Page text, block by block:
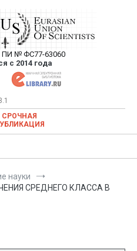
Союз Ученых —
статей в
журнале
ПИ № ФС77-63060
с 2014 года
публикация научных статей в
журнале
СРОЧНАЯ
науки
СРЕДНЕГО КЛАССА В